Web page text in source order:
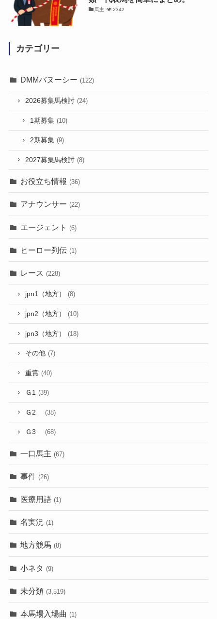
馬主 2342
カテゴリー
DMMバヌーシー (122)
2026募集馬検討 (24)
1期募集 (10)
2期募集 (9)
2027募集馬検討 (8)
お役立ち情報 (36)
アナウンサー (22)
エージェント (6)
ヒーロー列伝 (1)
レース (228)
jpn1（地方） (8)
jpn2（地方） (10)
jpn3（地方） (18)
その他 (7)
重賞 (40)
Ｇ1 (39)
Ｇ2 (38)
Ｇ3 (68)
一口馬主 (67)
事件 (26)
医療用語 (1)
名実況 (1)
地方競馬 (8)
小ネタ (9)
未分類 (3,519)
本馬場入場曲 (1)